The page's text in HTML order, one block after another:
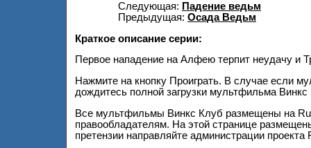
Следующая: Падение ведьм
Предыдущая: Осада Ведьм
Краткое описание серии:
Первое нападение на Алфею терпит неудачу и
Нажмите на кнопку Проиграть. В случае если
дождитесь полной загрузки мультфильма
Все мультфильмы Винкс Клуб размещены на
правообладателям. На этой странице
претензии направляйте администрации проекта